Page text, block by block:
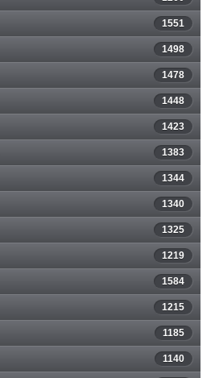
1551
1498
1478
1448
1423
1383
1344
1340
1325
1219
1584
1215
1185
1140